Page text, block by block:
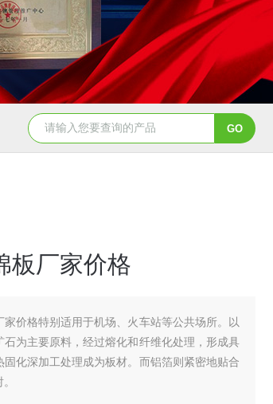
板厂家价格
价格特别适用于机场、火车站等公共场所。以
为主要原料，经过熔化和纤维化处理，形成具
化深加工处理成为板材。而铝箔则紧密地贴合